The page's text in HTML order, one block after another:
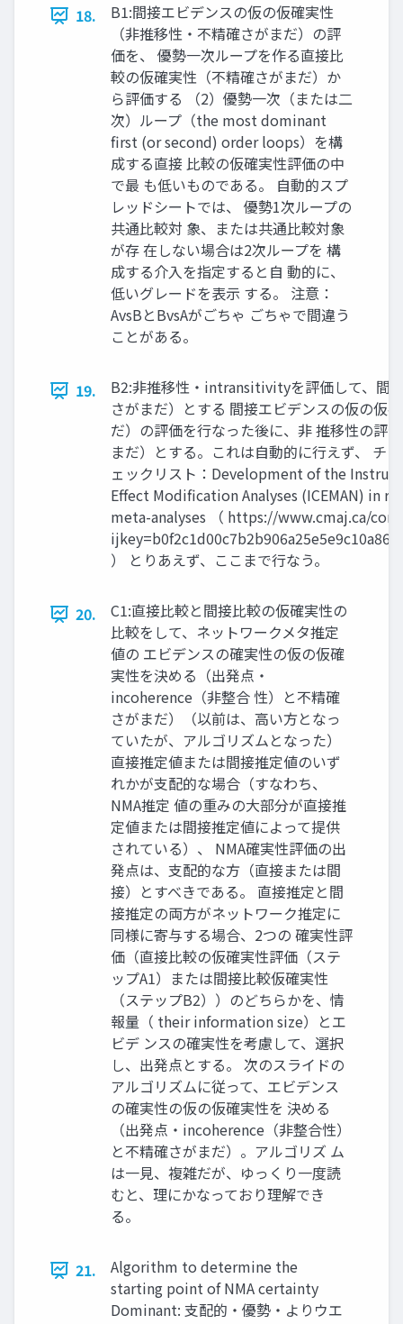
18.
B1:間接エビデンスの仮の仮確実性
（非推移性・不精確さがまだ）の評
価を、 優勢一次ループを作る直接比
較の仮確実性（不精確さがまだ）か
ら評価する （2）優勢一次（または二
次）ループ（the most dominant
first (or second) order loops）を構
成する直接 比較の仮確実性評価の中
で最 も低いものである。 自動的スプ
レッドシートでは、 優勢1次ループの
共通比較対 象、または共通比較対象
が存 在しない場合は2次ループを 構
成する介入を指定すると自 動的に、
低いグレードを表示 する。 注意：
AvsBとBvsAがごちゃ ごちゃで間違う
ことがある。
19.
B2:非推移性・intransitivityを評価して、間
さがまだ）とする 間接エビデンスの仮の仮
だ）の評価を行なった後に、非 推移性の評
まだ）とする。これは自動的に行えず、 チ
ェックリスト：Development of the
Effect Modification Analyses (ICEMAN) in
meta-analyses （ https://www.cmaj.ca/
） とりあえず、ここまで行なう。
20.
C1:直接比較と間接比較の仮確実性の
比較をして、ネットワークメタ推定
値の エビデンスの確実性の仮の仮確
実性を決める（出発点・
incoherence（非整合 性）と不精確
さがまだ）（以前は、高い方となっ
ていたが、アルゴリズムとなった）
直接推定値または間接推定値のいず
れかが支配的な場合（すなわち、
NMA推定 値の重みの大部分が直接推
定値または間接推定値によって提供
されている）、 NMA確実性評価の出
発点は、支配的な方（直接または間
接）とすべきである。 直接推定と間
接推定の両方がネットワーク推定に
同様に寄与する場合、2つの 確実性評
価（直接比較の仮確実性評価（ステ
ップA1）または間接比較仮確実性
（ステップB2））のどちらかを、情
報量（ their information size）とエ
ビデ ンスの確実性を考慮して、選択
し、出発点とする。 次のスライドの
アルゴリズムに従って、エビデンス
の確実性の仮の仮確実性を 決める
（出発点・incoherence（非整合性）
と不精確さがまだ）。アルゴリズ ム
は一見、複雑だが、ゆっくり一度読
むと、理にかなっており理解でき
る。
21.
Algorithm to determine the
starting point of NMA certainty
Dominant: 支配的・優勢・よりウエ